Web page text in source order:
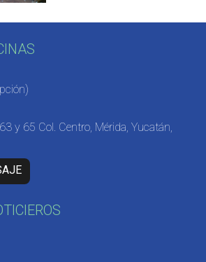
y 65 Col. Centro, Mérida, Yucatán,